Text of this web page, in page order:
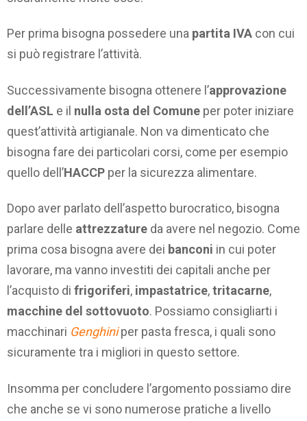
Per prima bisogna possedere una partita IVA con cui
si può registrare l’attività.
Successivamente bisogna ottenere l’approvazione
dell’ASL e il nulla osta del Comune per poter iniziare
quest’attività artigianale. Non va dimenticato che
bisogna fare dei particolari corsi, come per esempio
quello dell’HACCP per la sicurezza alimentare.
Dopo aver parlato dell’aspetto burocratico, bisogna
parlare delle attrezzature da avere nel negozio. Come
prima cosa bisogna avere dei banconi in cui poter
lavorare, ma vanno investiti dei capitali anche per
l’acquisto di frigoriferi, impastatrice,tritacarne,
macchine del sottovuoto. Possiamo consigliarti i
macchinari Genghiniper pasta fresca, i quali sono
sicuramente tra i migliori in questo settore.
Insomma per concludere l’argomento possiamo dire
che anche se vi sono numerose pratiche a livello